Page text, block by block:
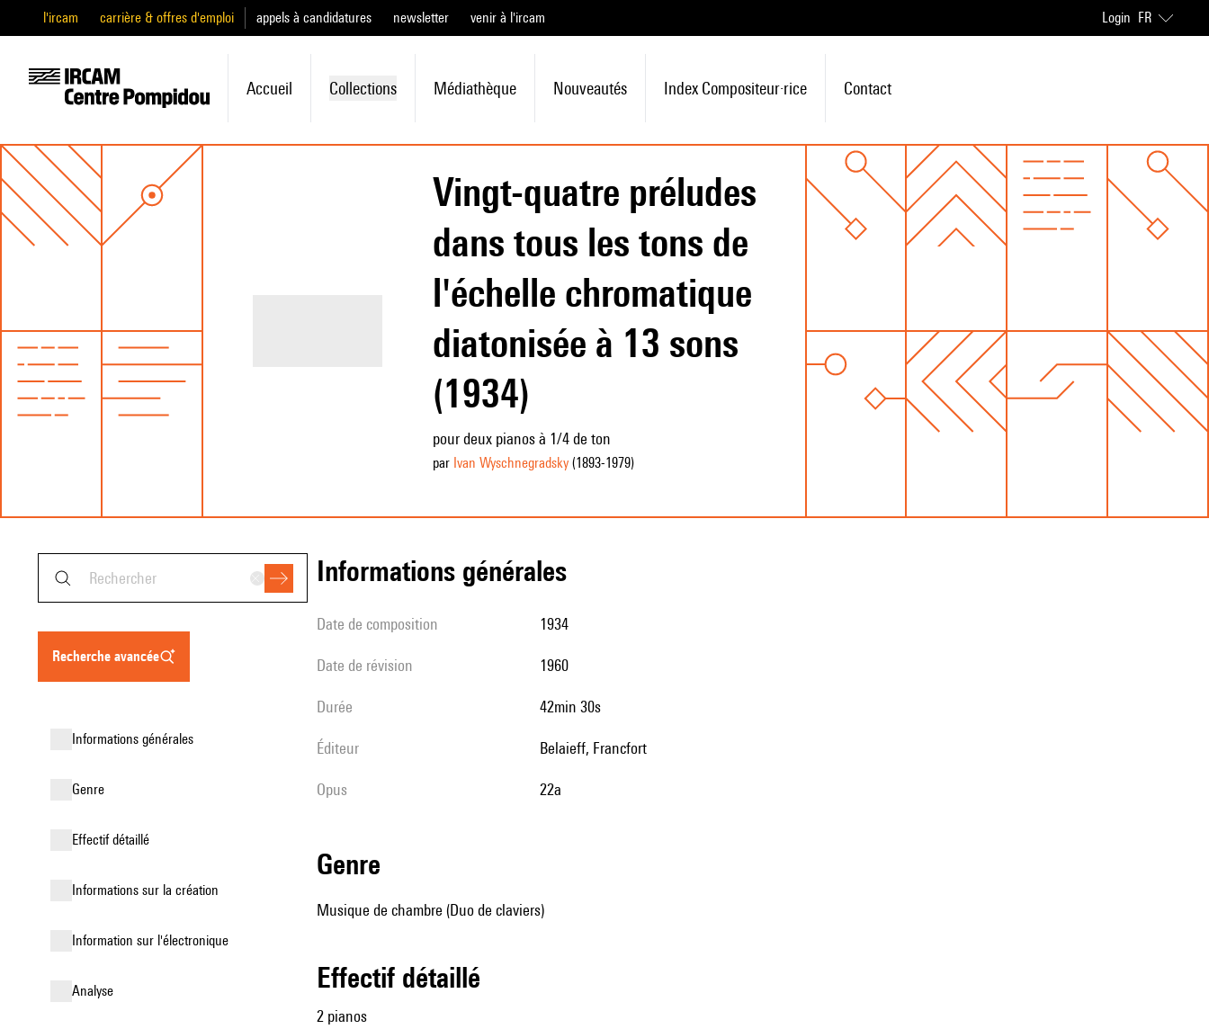
l'ircam carrière & offres d'emploi appels à candidatures newsletter venir à l'ircam Login FR
Accueil Collections Médiathèque Nouveautés Index Compositeur·rice Contact
Vingt-quatre préludes
dans tous les tons de
l'échelle chromatique
diatonisée à 13 sons
(1934)
pour deux pianos à 1/4 de ton
par Ivan Wyschnegradsky(1893-1979)
recherche avancée
informations générales
genre
effectif détaillé
informations sur la création
Information sur l'électronique
analyse
informations générales
date de composition 1934
date de révision 1960
durée 42min 30s
éditeur Belaieff, Francfort
Opus 22a
genre
Musique de chambre (Duo de claviers)
effectif détaillé
2 pianos